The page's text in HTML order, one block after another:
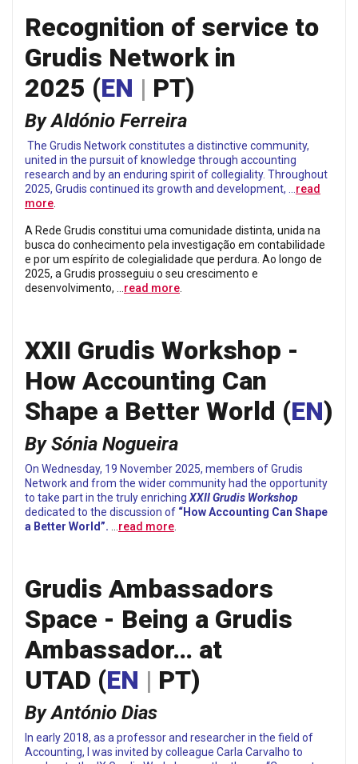
Recognition of service to
Grudis Network in
2025 (EN | PT)
By Aldónio Ferreira
The Grudis Network constitutes a distinctive community,
united in the pursuit of knowledge through accounting
research and by an enduring spirit of collegiality. Throughout
2025, Grudis continued its growth and development, …read
more.
A Rede Grudis constitui uma comunidade distinta, unida na
busca do conhecimento pela investigação em contabilidade
e por um espírito de colegialidade que perdura. Ao longo de
2025, a Grudis prosseguiu o seu crescimento e
desenvolvimento, …read more.
XXII Grudis Workshop -
How Accounting Can
Shape a Better World (EN)
By Sónia Nogueira
On Wednesday, 19 November 2025, members of Grudis
Network and from the wider community had the opportunity
to take part in the truly enrichingXXII Grudis Workshop
dedicated to the discussion of “How Accounting Can Shape
a Better World”. …read more.
Grudis Ambassadors
Space - Being a Grudis
Ambassador… at
UTAD (EN | PT)
By António Dias
In early 2018, as a professor and researcher in the field of
Accounting, I was invited by colleague Carla Carvalho to